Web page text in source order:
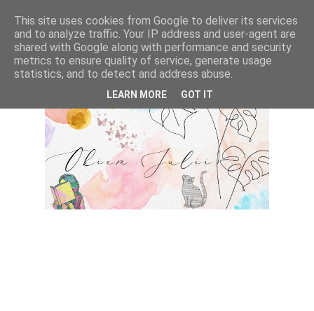
This site uses cookies from Google to deliver its services
and to analyze traffic. Your IP address and user-agent are
shared with Google along with performance and security
metrics to ensure quality of service, generate usage
statistics, and to detect and address abuse.
LEARN MORE GOT IT